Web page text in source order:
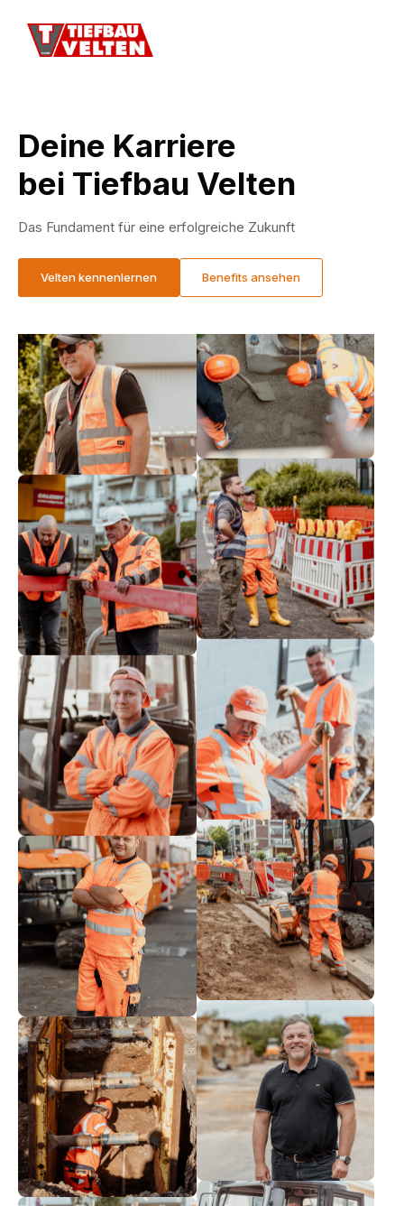
Deine Karriere
bei Tiefbau Velten
Das Fundament für eine erfolgreiche Zukunft
Velten kennenlernen Benefits ansehen